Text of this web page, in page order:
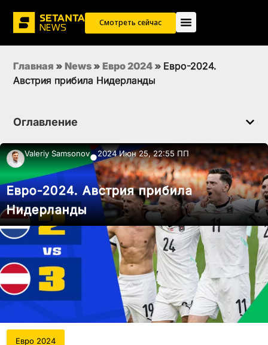
Смотреть сейчас
Главная » News » Евро 2024 » Евро-2024.
Австрия прибила Нидерланды
Оглавление
Valeriy Samsonov●2024 Июн 25, 22:55 ПП
Евро-2024. Австрия прибила
Нидерланды
Евро 2024